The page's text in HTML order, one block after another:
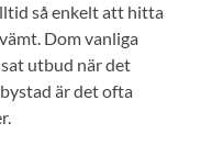
så enkelt att hitta
Dom vanliga
utbud när det
är det ofta